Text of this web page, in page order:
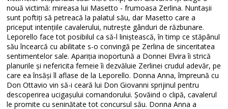
nouă victimă: mireasa lui Masetto - frumoasa Zerlina. Nuntașii
sunt poftiți să petreacă la palatul său, dar Masetto care a
priceput intențiile cavalerului, nutrește gânduri de răzbunare.
Leporello face tot posibilul ca să-l liniștească, în timp ce stăpânul
său încearcă cu abilitate s-o convingă pe Zerlina de sinceritatea
sentimentelor sale. Apariția inoportună a Donnei Elvira îi strică
planurile și nefericita femeie îi dezvăluie Zerlinei crudul adevăr, pe
care ea însăși îl aflase de la Leporello. Donna Anna, împreună cu
Don Ottavio vin să-i ceară lui Don Giovanni sprijinul pentru
descoperirea ucigașului comandorului. Șovăind o clipă, cavalerul
le promite cu seninătate tot concursul său. Donna Anna a